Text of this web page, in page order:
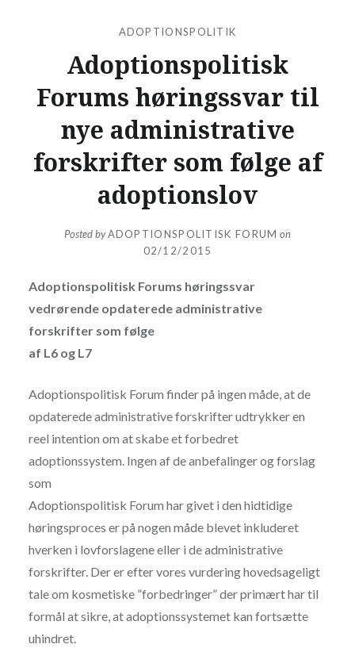
ADOPTIONSPOLITIK
Adoptionspolitisk
Forums høringssvar til
nye administrative
forskrifter som følge af
adoptionslov
Posted byADOPTIONSPOLITISK FORUM on
02/12/2015
Adoptionspolitisk Forums høringssvar
vedrørende opdaterede administrative
forskrifter som følge
af L6 og L7
Adoptionspolitisk Forum finder på ingen måde, at de
opdaterede administrative forskrifter udtrykker en
reel intention om at skabe et forbedret
adoptionssystem. Ingen af de anbefalinger og forslag
som
Adoptionspolitisk Forum har givet i den hidtidige
høringsproces er på nogen måde blevet inkluderet
hverken i lovforslagene eller i de administrative
forskrifter. Der er efter vores vurdering hovedsageligt
tale om kosmetiske ”forbedringer” der primært har til
formål at sikre, at adoptionssystemet kan fortsætte
uhindret.